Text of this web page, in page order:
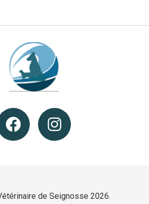
de Seignosse 2026.